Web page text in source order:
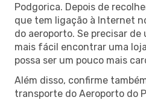
Podgorica. Depois de
que tem ligação à Internet
do aeroporto. Se precisar de
mais fácil encontrar uma
possa ser um pouco mais
Além disso, confirme
transporte do Aeroporto do